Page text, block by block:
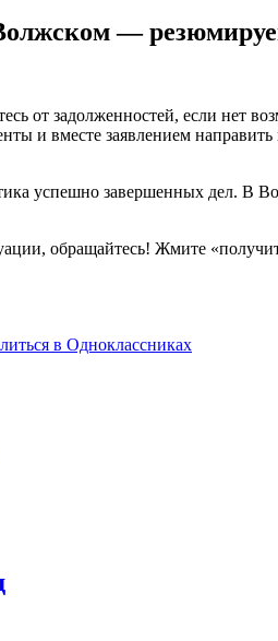
—
от задолженностей, если нет
и вместе заявлением
успешно завершенных дел. В
обращайтесь! Жмите
в Одноклассниках